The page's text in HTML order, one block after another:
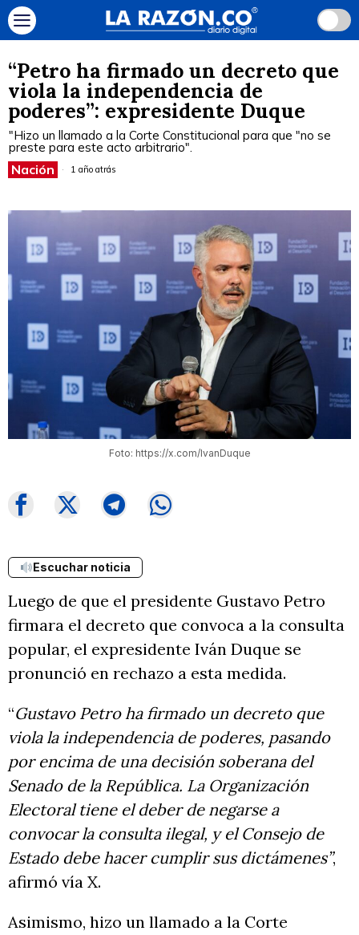
“Petro ha firmado un decreto que
viola la independencia de
poderes”: expresidente Duque
"Hizo un llamado a la Corte Constitucional para que "no se
preste para este acto arbitrario".
Nación 1 año atrás
Foto: https://x.com/IvanDuque
Escuchar noticia
Luego de que el presidente Gustavo Petro
firmara el decreto que convoca a la consulta
popular, el expresidente Iván Duque se
pronunció en rechazo a esta medida.
“Gustavo Petro ha firmado un decreto que
viola la independencia de poderes, pasando
por encima de una decisión soberana del
Senado de la República. La Organización
Electoral tiene el deber de negarse a
convocar la consulta ilegal, y el Consejo de
Estado debe hacer cumplir sus dictámenes”,
afirmó vía X.
Asimismo, hizo un llamado a la Corte